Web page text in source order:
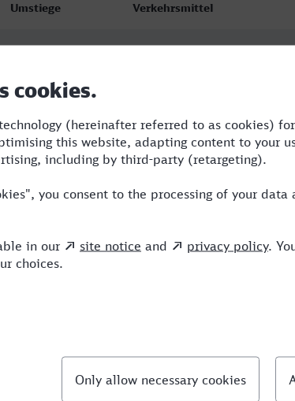
Umstiege Verkehrsmittel
2 RRB,ICE
1 RRB,ICE